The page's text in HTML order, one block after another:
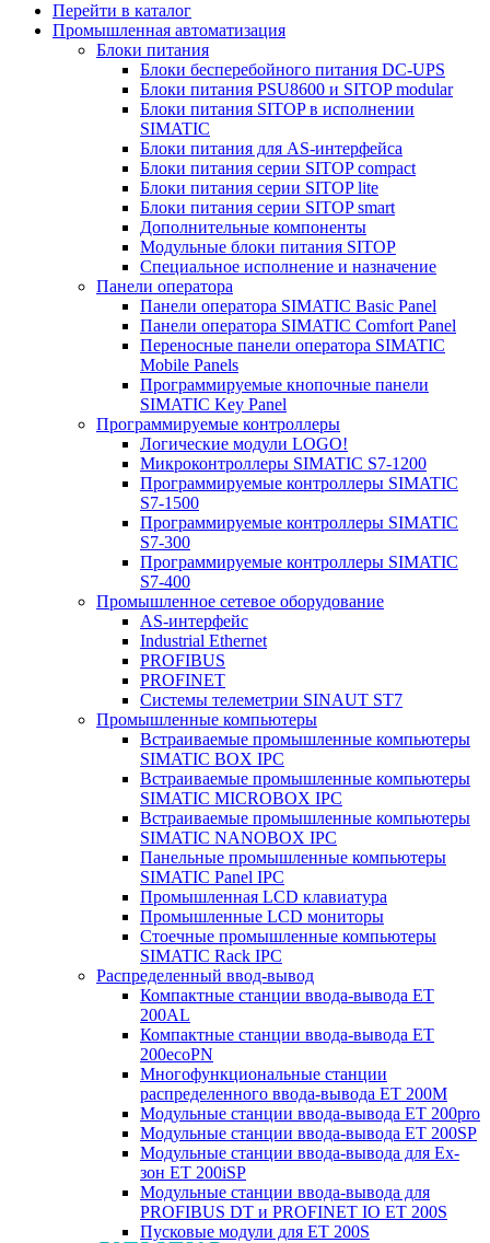
Перейти в каталог
Промышленная автоматизация
Блоки питания
Блоки бесперебойного питания DC-UPS
Блоки питания PSU8600 и SITOP modular
Блоки питания SITOP в исполнении
SIMATIC
Блоки питания для AS-интерфейса
Блоки питания серии SITOP compact
Блоки питания серии SITOP lite
Блоки питания серии SITOP smart
Дополнительные компоненты
Модульные блоки питания SITOP
Специальное исполнение и назначение
Панели оператора
Панели оператора SIMATIC Basic Panel
Панели оператора SIMATIC Comfort Panel
Переносные панели оператора SIMATIC
Mobile Panels
Программируемые кнопочные панели
SIMATIC Key Panel
Программируемые контроллеры
Логические модули LOGO!
Микроконтроллеры SIMATIC S7-1200
Программируемые контроллеры SIMATIC
S7-1500
Программируемые контроллеры SIMATIC
S7-300
Программируемые контроллеры SIMATIC
S7-400
Промышленное сетевое оборудование
AS-интерфейс
Industrial Ethernet
PROFIBUS
PROFINET
Системы телеметрии SINAUT ST7
Промышленные компьютеры
Встраиваемые промышленные компьютеры
SIMATIC BOX IPC
Встраиваемые промышленные компьютеры
SIMATIC MICROBOX IPC
Встраиваемые промышленные компьютеры
SIMATIC NANOBOX IPC
Панельные промышленные компьютеры
SIMATIC Panel IPC
Промышленная LCD клавиатура
Промышленные LCD мониторы
Стоечные промышленные компьютеры
SIMATIC Rack IPC
Распределенный ввод-вывод
Компактные станции ввода-вывода ET
200AL
Компактные станции ввода-вывода ET
200ecoPN
Многофункциональные станции
распределенного ввода-вывода ET 200M
Модульные станции ввода-вывода ET 200pro
Модульные станции ввода-вывода ET 200SP
Модульные станции ввода-вывода для Ex-
зон ET 200iSP
Модульные станции ввода-вывода для
PROFIBUS DT и PROFINET IO ET 200S
Пусковые модули для ET 200S